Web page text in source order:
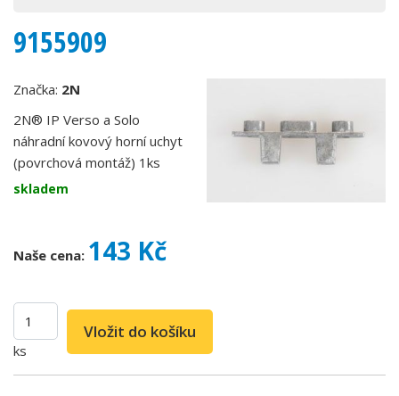
9155909
Značka: 2N
2N® IP Verso a Solo
náhradní kovový horní uchyt
(povrchová montáž) 1ks
skladem
Naše cena: 143 Kč
ks